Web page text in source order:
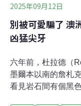
2025年09月12日
別被可愛騙了 澳
凶猛尖牙
六年前，杜拉德（
墨爾本以南的詹札
看見岩石間有個黑